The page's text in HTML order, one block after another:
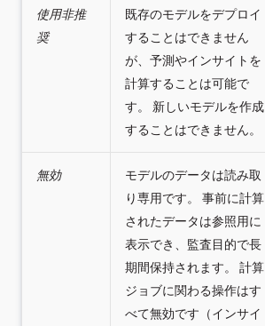
使用非推
奨
既存のモデルをデプロイ
することはできません
が、予測やインサイトを
計算することは可能で
す。 新しいモデルを作成
することはできません。
無効
モデルのデータは読み取
り専用です。 事前に計算
されたデータは参照用に
表示でき、監査目的で長
期間保持されます。 計算
ジョブに関わる操作はす
べて無効です（インサイ